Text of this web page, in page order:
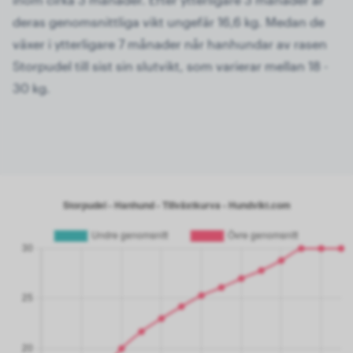
deras genomsnittliga vikt ungefär 16,6 kg. Medan de
växer i ytterligare 7 månader når hanhundar av rasen
Storpudel till sist sin slutvikt, som varierar mellan 18 -
30 kg.